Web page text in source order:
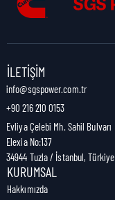
Nakliye Ağırlığı:
İLETIŞIM
info@sgspower.com.tr
+90 216 210 0153
Evliya Çelebi Mh. Sahil Bulvarı
Elexia No:137
34944 Tuzla / İstanbul, Türkiye
KURUMSAL
Hakkımızda